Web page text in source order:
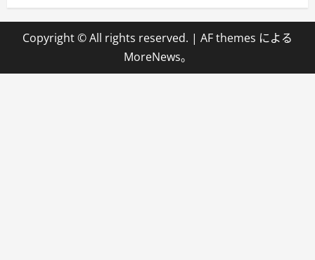
Copyright © All rights reserved. | AF themes による
MoreNews。